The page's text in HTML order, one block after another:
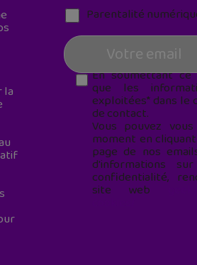
la
Parentalité
En soumettant ce
que les
exploitées* dans le
de contact.
Vous pouvez
moment en
page de nos
d'informations
confidentialité,
site web